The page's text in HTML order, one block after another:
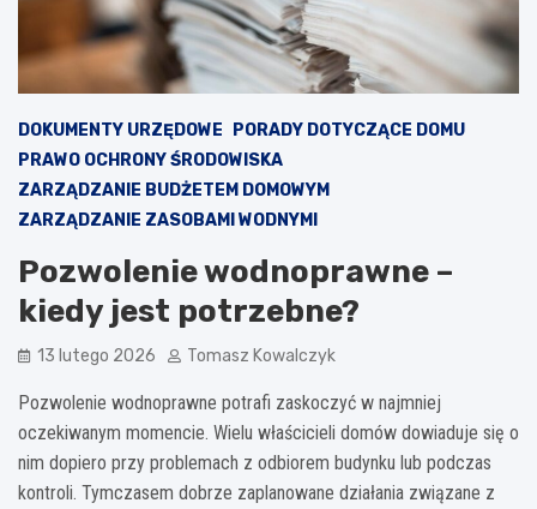
DOKUMENTY URZĘDOWE
PORADY DOTYCZĄCE DOMU
PRAWO OCHRONY ŚRODOWISKA
ZARZĄDZANIE BUDŻETEM DOMOWYM
ZARZĄDZANIE ZASOBAMI WODNYMI
Pozwolenie wodnoprawne –
kiedy jest potrzebne?
13 lutego 2026 Tomasz Kowalczyk
Pozwolenie wodnoprawne potrafi zaskoczyć w najmniej
oczekiwanym momencie. Wielu właścicieli domów dowiaduje się o
nim dopiero przy problemach z odbiorem budynku lub podczas
kontroli. Tymczasem dobrze zaplanowane działania związane z